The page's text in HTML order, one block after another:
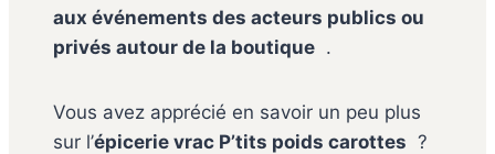
aux événements des acteurs publics ou
privés autour de la boutique .
Vous avez apprécié en savoir un peu plus
sur l’épicerie vrac P’tits poids carottes ?